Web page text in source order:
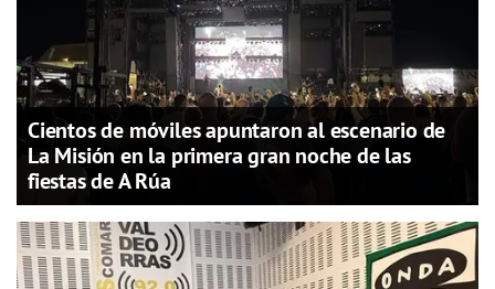
Cientos de móviles apuntaron al escenario de
La Misión en la primera gran noche de las
fiestas de A Rúa